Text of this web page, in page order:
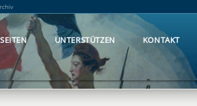
UNTERSTÜTZEN KONTAKT
UNTERSTÜTZEN KONTAKT